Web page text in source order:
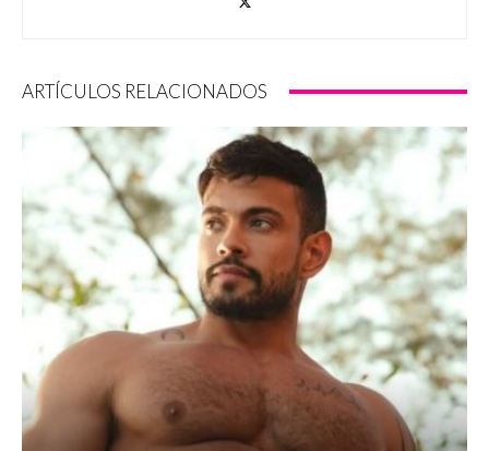
ARTÍCULOS RELACIONADOS